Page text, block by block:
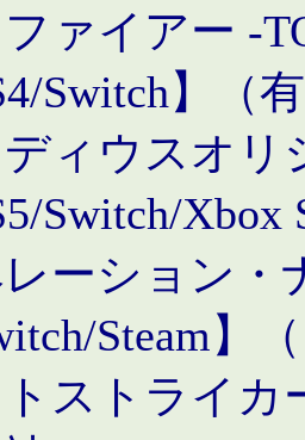
ァイアー -
Switch】（
ィウスオリ
Switch/
ーション・
Steam】
ストライカ